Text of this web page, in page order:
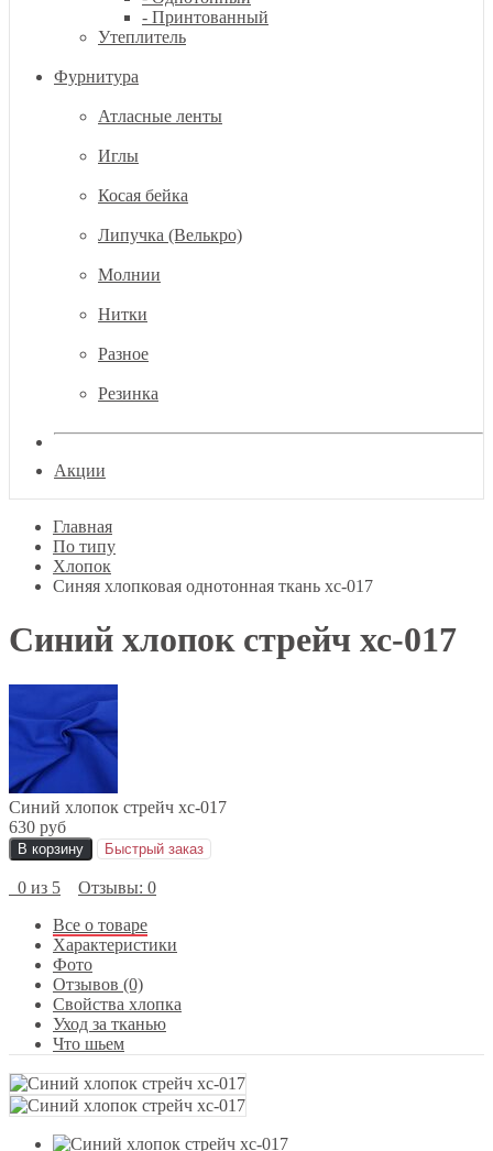
- Принтованный
Утеплитель
Фурнитура
Атласные ленты
Иглы
Косая бейка
Липучка (Велькро)
Молнии
Нитки
Разное
Резинка
Акции
Главная
По типу
Хлопок
Синяя хлопковая однотонная ткань хс-017
Синий хлопок стрейч хс-017
Синий хлопок стрейч хс-017
630 руб
В корзину Быстрый заказ
0 из 5
Отзывы: 0
Все о товаре
Характеристики
Фото
Отзывов (0)
Свойства хлопка
Уход за тканью
Что шьем